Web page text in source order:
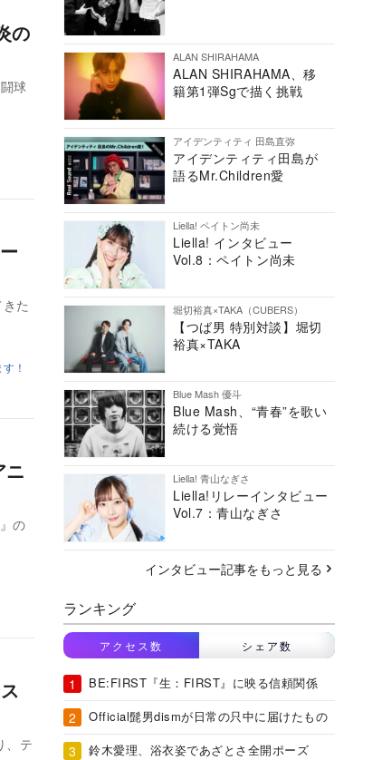
の
球
た
！
ニ
の
、テ
ALAN SHIRAHAMA
ALAN SHIRAHAMA、移
籍第1弾Sgで描く挑戦
アイデンティティ 田島直弥
アイデンティティ田島が
語るMr.Children愛
Liella! ペイトン尚未
Liella! インタビュー
Vol.8：ペイトン尚未
堀切裕真×TAKA（CUBERS）
【つば男 特別対談】堀切
裕真×TAKA
Blue Mash 優斗
Blue Mash、“青春”を歌い
続ける覚悟
Liella! 青山なぎさ
Liella!リレーインタビュー
Vol.7：青山なぎさ
インタビュー記事をもっと見る
ランキング
アクセス数 シェア数
BE:FIRST『生：FIRST』に映る信頼関係
Official髭男dismが日常の只中に届けたもの
鈴木愛理、浴衣姿であざとさ全開ポーズ